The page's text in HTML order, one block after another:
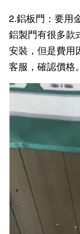
2.鋁板門：要用
鋁製門有很多款
安裝，但是費用
客服，確認價格。